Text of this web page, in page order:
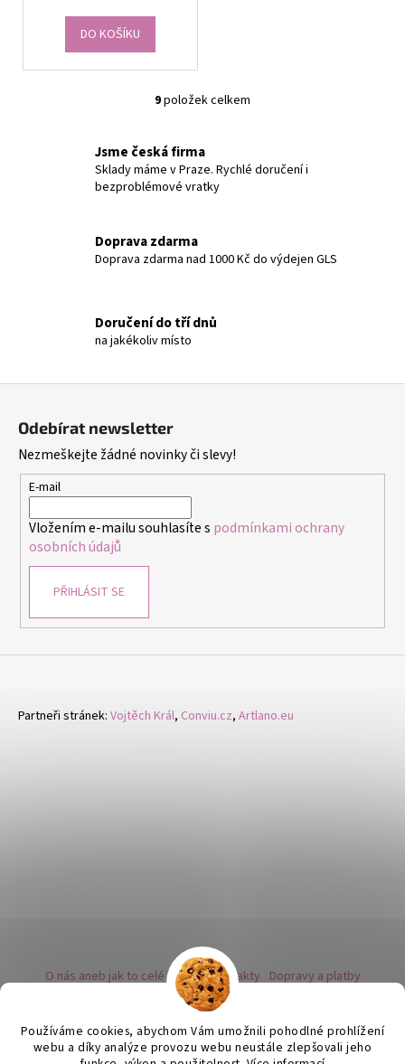
Používáme cookies, abychom Vám umožnili pohodlné prohlížení
webu a díky analýze provozu webu neustále zlepšovali jeho
DO KOŠÍKU
O
l
á
d
í
p
k
ý
s
9položek celkem
Jsme česká firma
Sklady máme v Praze. Rychlé doručení i
bezproblémové vratky
Doprava zdarma
Doprava zdarma nad 1000 Kč do výdejen GLS
Doručení do tří dnů
na jakékoliv místo
Odebírat newsletter
Nezmeškejte žádné novinky či slevy!
E-mail
Vložením e-mailu souhlasíte s podmínkami ochrany
osobních údajů
PŘIHLÁSIT SE
Partneři stránek: Vojtěch Král, Conviu.cz, Artlano.eu
O nás aneb jak to celé začalo Kontakty Dopravy a platby
Kovy a puncovní značky Naše nabídka náušnic
Instagram - sledujte nás
Obchodní podmínky Ochrana osobních údajů
Zpětný odběr vysloužilých bateriích